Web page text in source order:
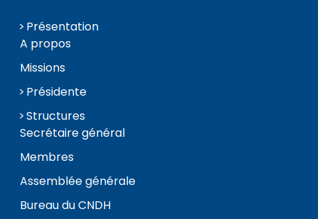
Présentation
A propos
Missions
Présidente
Structures
Secrétaire général
Membres
Assemblée générale
Bureau du CNDH